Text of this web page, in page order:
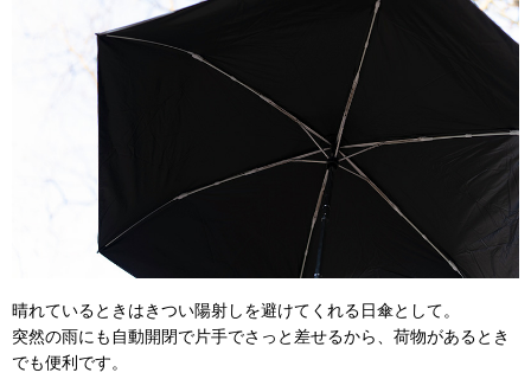
晴れているときはきつい陽射しを避けてくれる日傘として。
突然の雨にも自動開閉で片手でさっと差せるから、荷物があるとき
でも便利です。